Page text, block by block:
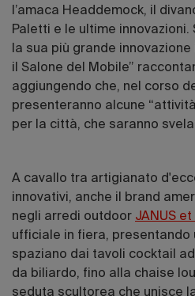
l’amaca Headdemock, il
Paletti e le ultime innovazioni.
la sua più grande
il Salone del Mobile”
aggiungendo che, nel corso
presenteranno alcune
per la città, che saranno
A cavallo tra artigianato
innovativi, anche il brand
negli arredi outdoor JANUS et
ufficiale in fiera, presentando
spaziano dai tavoli cocktail
da biliardo, fino alla chaise
seduta scultorea che unisce